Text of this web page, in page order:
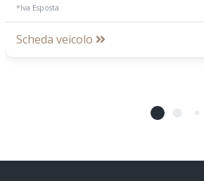
*Iva Esposta
Scheda veicolo